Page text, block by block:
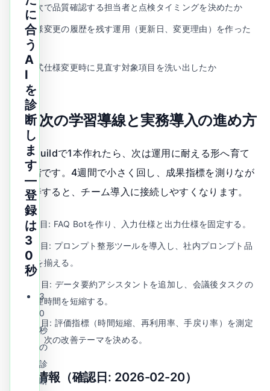
週次で品質確認する担当者と点検タイミングを決めたか
仕様変更の履歴を残す運用（更新日、変更理由）を作った
か
公式仕様変更時に見直す対象項目を洗い出したか
Q6. 次の学習導線と実務導入の進め方
App Buildで1本作れたら、次は運用に耐える形へ育て
る段階です。4週間で小さく回し、成果指標を測りなが
ら改善すると、チーム導入に接続しやすくなります。
1週目: FAQ Botを作り、入力仕様と出力仕様を固定する。
2週目: プロンプト整形ツールを導入し、社内プロンプト品
質を揃える。
3週目: データ要約アシスタントを追加し、会議後タスクの
整理時間を短縮する。
4週目: 評価指標（時間短縮、再利用率、手戻り率）を測定
し、次の改善テーマを決める。
公式情報（確認日: 2026-02-20）
に
合
う
A
I
を
診
断
し
ま
す
—
登
録
は
3
0
秒
3
0
秒
の
診
断